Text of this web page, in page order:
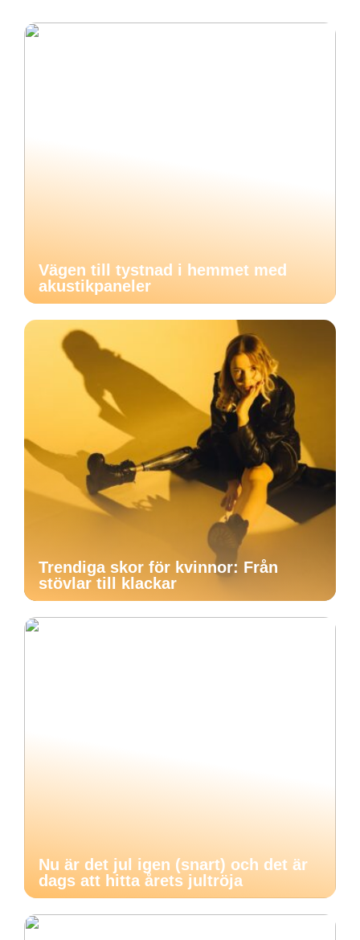
Vägen till tystnad i hemmet med
akustikpaneler
Trendiga skor för kvinnor: Från
stövlar till klackar
Nu är det jul igen (snart) och det är
dags att hitta årets jultröja